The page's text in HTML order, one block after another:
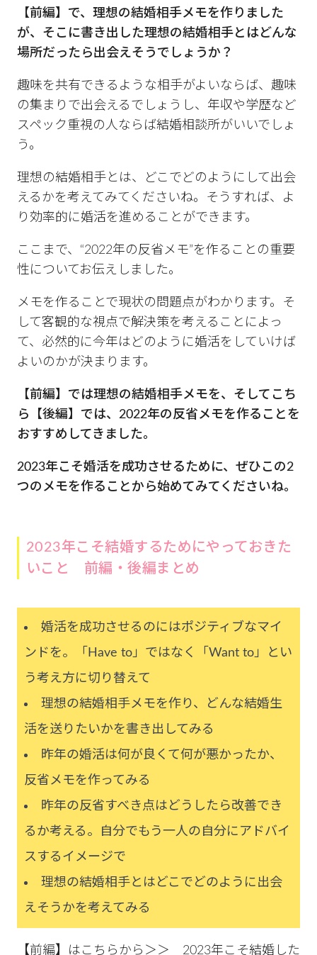
【前編】で、理想の結婚相手メモを作りました
が、そこに書き出した理想の結婚相手とはどんな
場所だったら出会えそうでしょうか？
趣味を共有できるような相手がよいならば、趣味
の集まりで出会えるでしょうし、年収や学歴など
スペック重視の人ならば結婚相談所がいいでしょ
う。
理想の結婚相手とは、どこでどのようにして出会
えるかを考えてみてくださいね。そうすれば、よ
り効率的に婚活を進めることができます。
ここまで、“2022年の反省メモ”を作ることの重要
性についてお伝えしました。
メモを作ることで現状の問題点がわかります。そ
して客観的な視点で解決策を考えることによっ
て、必然的に今年はどのように婚活をしていけば
よいのかが決まります。
【前編】では理想の結婚相手メモを、そしてこち
ら【後編】では、2022年の反省メモを作ることを
おすすめしてきました。
2023年こそ婚活を成功させるために、ぜひこの2
つのメモを作ることから始めてみてくださいね。
2023年こそ結婚するためにやっておきた
いこと 前編・後編まとめ
婚活を成功させるのにはポジティブなマイ
ンドを。「Have to」ではなく「Want to」とい
う考え方に切り替えて
理想の結婚相手メモを作り、どんな結婚生
活を送りたいかを書き出してみる
昨年の婚活は何が良くて何が悪かったか、
反省メモを作ってみる
昨年の反省すべき点はどうしたら改善でき
るか考える。自分でもう一人の自分にアドバイ
スするイメージで
理想の結婚相手とはどこでどのように出会
えそうかを考えてみる
【前編】はこちらから＞＞ 2023年こそ結婚した